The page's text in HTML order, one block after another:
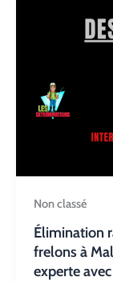
Non classé
Élimination
frelons à
experte